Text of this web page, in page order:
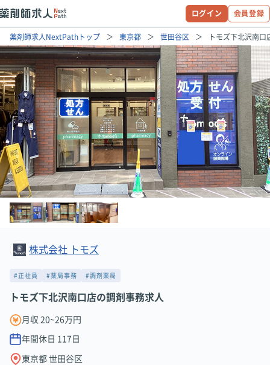
ログイン 会員登録
薬剤師求人NextPathトップ 東京都 世田谷区 トモズ下北沢南
株式会社 トモズ
#正社員 #薬局事務 #調剤薬局
トモズ下北沢南口店の調剤事務求人
月収 20~26万円
年間休日 117 日
東京都 世田谷区